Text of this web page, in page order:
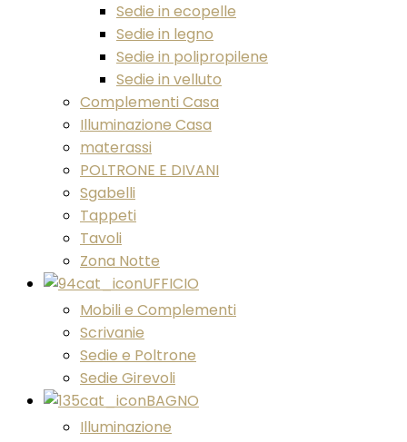
Sedie in ecopelle
Sedie in legno
Sedie in polipropilene
Sedie in velluto
Complementi Casa
Illuminazione Casa
materassi
POLTRONE E DIVANI
Sgabelli
Tappeti
Tavoli
Zona Notte
UFFICIO
Mobili e Complementi
Scrivanie
Sedie e Poltrone
Sedie Girevoli
BAGNO
Illuminazione